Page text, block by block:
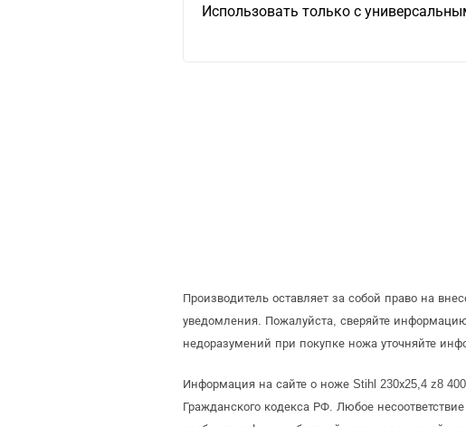
Использовать только с
Производитель оставляет за собой право на
уведомления. Пожалуйста, сверяйте
недоразумений при покупке ножа уточняйте
Информация на сайте о ноже Stihl 230х25,4 z8
Гражданского кодекса РФ. Любое